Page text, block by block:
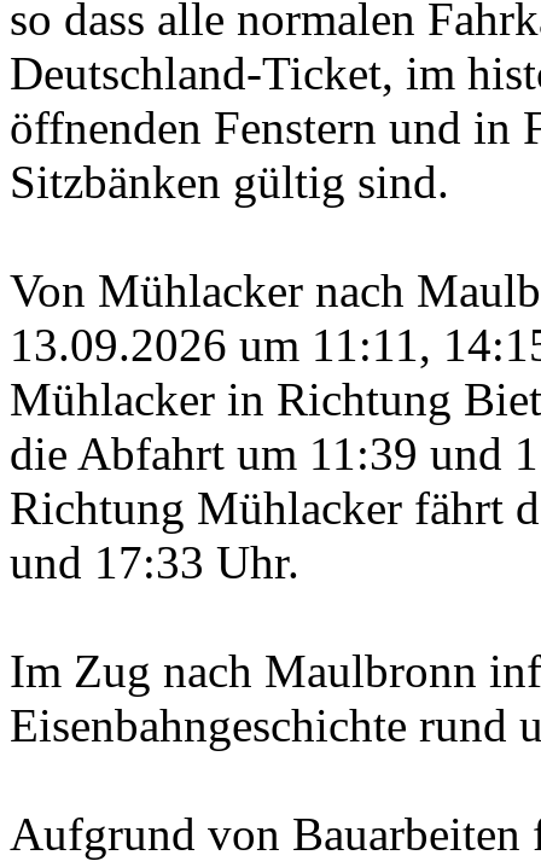
so dass alle normalen
Deutschland-Ticket, im
öffnenden Fenstern und in
Sitzbänken gültig sind.
Von Mühlacker nach
13.09.2026 um 11:11,
Mühlacker in Richtung
die Abfahrt um 11:39 und
Richtung Mühlacker fährt
und 17:33 Uhr.
Im Zug nach Maulbronn
Eisenbahngeschichte
Aufgrund von